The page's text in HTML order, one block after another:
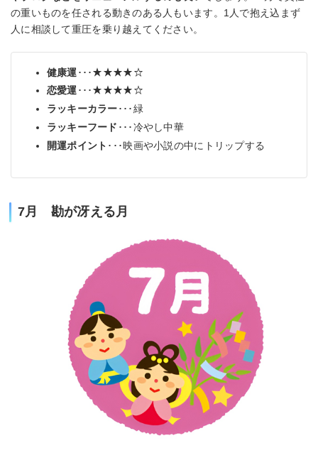
の重いものを任される動きのある人もいます。1人で抱え込まず
人に相談して重圧を乗り越えてください。
健康運･･･★★★★☆
恋愛運･･･★★★★☆
ラッキーカラー･･･緑
ラッキーフード ･･･冷やし中華
開運ポイント ･･･映画や小説の中にトリップする
7月 勘が冴える月